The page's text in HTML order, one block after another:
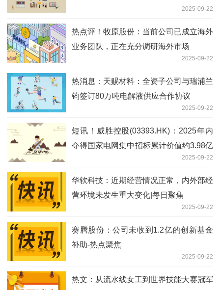
2025-09-22
热点评！牧原股份：当前公司已成立海外
业务团队，正在充分调研海外市场
2025-09-22
热消息：天赐材料：全资子公司与瑞浦兰
钧签订80万吨电解液供应合作协议
2025-09-22
短讯！威胜控股(03393.HK)：2025年内
夺得国家电网集中招标累计价值约3.98亿
2025-09-22
华软科技：近期经营情况正常，内外部经
营环境未发生重大变化|每日聚焦
2025-09-22
赛腾股份：公司未收到1.2亿的创新基金
补助-热点聚焦
2025-09-22
热文：从流水线女工到世界技能大赛冠军